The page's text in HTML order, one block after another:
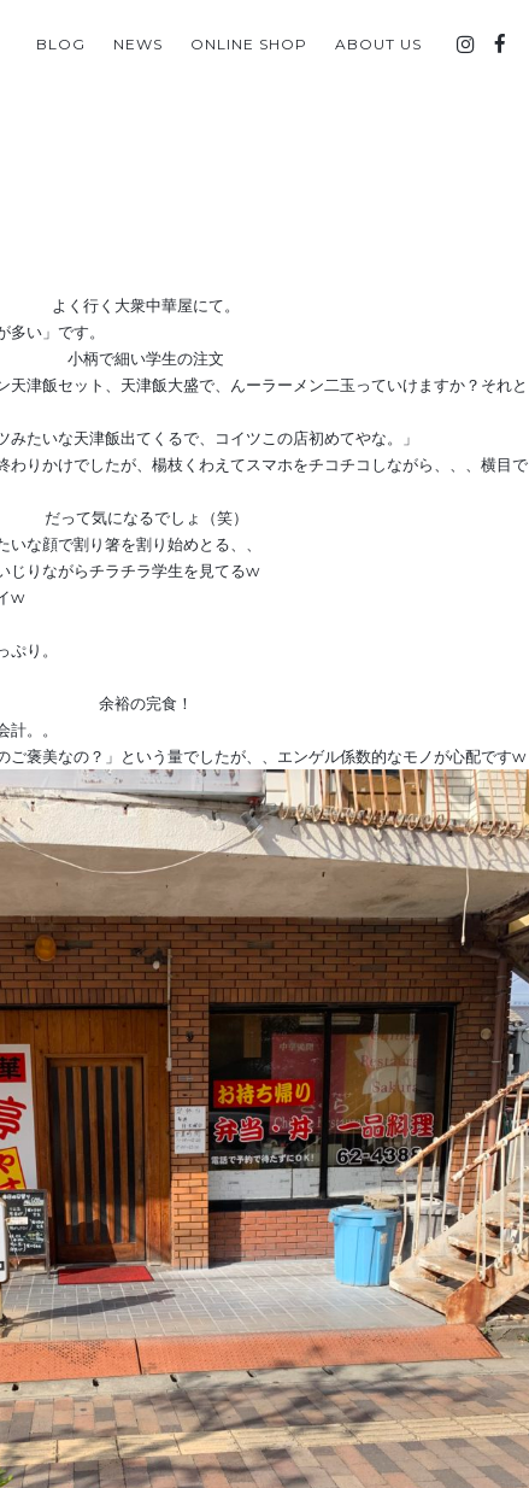
BLOG NEWS ONLINE SHOP ABOUT US
よく行く大衆中華屋にて。
い」です。
小柄で細い学生の注文
天津飯セット、天津飯大盛で、んーラーメン二玉っていけますか？それと
たいな天津飯出てくるで、コイツこの店初めてやな。」
わりかけでしたが、楊枝くわえてスマホをチコチコしながら、、、横目で
だって気になるでしょ（笑）
な顔で割り箸を割り始めとる、、
じりながらチラチラ学生を見てるw
w
り。
余裕の完食！
。。
ご褒美なの？」という量でしたが、、エンゲル係数的なモノが心配ですw